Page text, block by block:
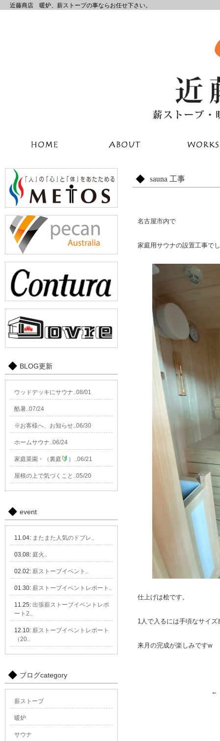
近藤商店 暖炉、薪ストーブの事ならお任せ下さい。
sauna 工事
名古屋市内で
家庭用サウナの設置工事で
仕上げは桧です。
1人で入るには手頃なサイズ
来月の完成が楽しみですw
←
BLOG更新
ウッドデッキにサウナ..08/01
酷暑..07/24
※お客様へ、お知らせ..06/30
ホームサウナ..06/24
家庭菜園・（裏庭 ）..06/21
屋根の上で気づくこと..05/20
event
11.04: またまた人気のドブレ..
03.08: 庭火..
02.02: 薪ストーブイベント..
01.30: 薪ストーブイベントレポート..
11.25: 出張薪ストーブイベントレポ
ート2..
12.10: 薪ストーブイベントレポート
（20..
ブログcategory
薪ストーブ
暖炉
サウナ